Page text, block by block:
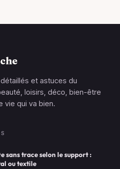
et astuces du
loisirs, déco, bien-être
vie qui va bien.
sans trace selon le support :
ou textile